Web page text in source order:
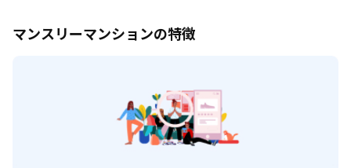
マンスリーマンションの特徴